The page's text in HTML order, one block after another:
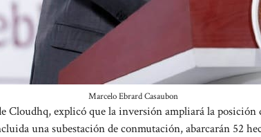
Marcelo Ebrard Casaubon
Cloudhq, explicó que la inversión ampliará la
una subestación de conmutación, abarcarán 52